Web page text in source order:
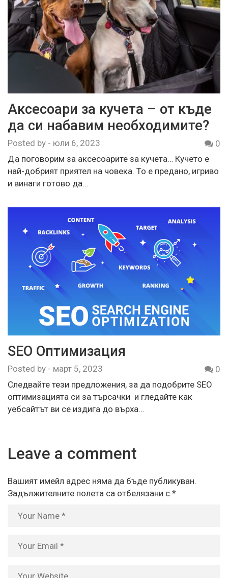
Аксесоари за кучета – от къде
да си набавим необходимите?
Posted by - юли 6, 2023
0
Да поговорим за аксесоарите за кучета… Кучето е
най-добрият приятел на човека. То е предано, игриво
и винаги готово да…
SEO Оптимизация
Posted by - март 5, 2023
0
Следвайте тези предложения, за да подобрите SEO
оптимизацията си за търсачки и гледайте как
уебсайтът ви се издига до върха…
Leave a comment
Вашият имейл адрес няма да бъде публикуван.
Задължителните полета са отбелязани с *